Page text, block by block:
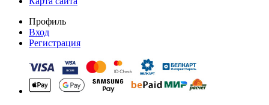
Профиль
Вход
Регистрация